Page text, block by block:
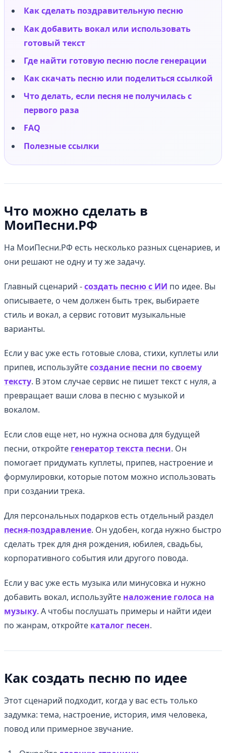
Как сделать поздравительную песню
Как добавить вокал или использовать
готовый текст
Где найти готовую песню после генерации
Как скачать песню или поделиться ссылкой
Что делать, если песня не получилась с
первого раза
FAQ
Полезные ссылки
Что можно сделать в
МоиПесни.РФ
На МоиПесни.РФ есть несколько разных сценариев, и
они решают не одну и ту же задачу.
Главный сценарий -создать песню с ИИ по идее. Вы
описываете, о чем должен быть трек, выбираете
стиль и вокал, а сервис готовит музыкальные
варианты.
Если у вас уже есть готовые слова, стихи, куплеты или
припев, используйтесоздание песни по своему
тексту. В этом случае сервис не пишет текст с нуля, а
превращает ваши слова в песню с музыкой и
вокалом.
Если слов еще нет, но нужна основа для будущей
песни, откройте генератор текста песни. Он
помогает придумать куплеты, припев, настроение и
формулировки, которые потом можно использовать
при создании трека.
Для персональных подарков есть отдельный раздел
песня-поздравление. Он удобен, когда нужно быстро
сделать трек для дня рождения, юбилея, свадьбы,
корпоративного события или другого повода.
Если у вас уже есть музыка или минусовка и нужно
добавить вокал, используйте наложение голоса на
музыку. А чтобы послушать примеры и найти идеи
по жанрам, откройте каталог песен.
Как создать песню по идее
Этот сценарий подходит, когда у вас есть только
задумка: тема, настроение, история, имя человека,
повод или примерное звучание.